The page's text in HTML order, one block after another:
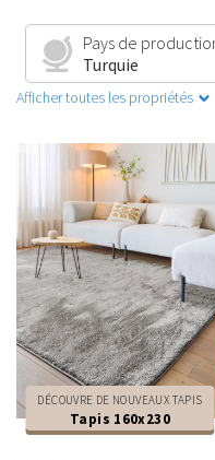
Pays de
Turquie
Afficher toutes les propriétés
DÉCOUVRE DE NOUVEAUX TAPIS
Tapis 160x230